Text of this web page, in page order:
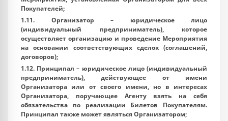
Покупателей;
1.11. Организатор – юридическое лицо
(индивидуальный предприниматель), которое
осуществляет организацию и проведение Мероприятия
на основании соответствующих сделок (соглашений,
договоров);
1.12. Принципал – юридическое лицо (индивидуальный
предприниматель), действующее от имени
Организатора или от своего имени, но в интересах
Организатора, поручающее Агенту взять на себя
обязательства по реализации Билетов Покупателям.
Принципал также может являться Организатором;